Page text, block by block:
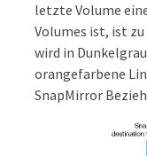
letzte Volume
Volumes ist, ist
wird in
orangefarbene
SnapMirror